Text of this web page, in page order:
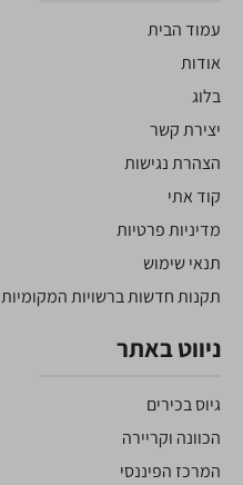
עמוד הבית
אודות
בלוג
יצירת קשר
הצהרת נגישות
קוד אתי
מדיניות פרטיות
תנאי שימוש
תקנות חדשות ברשויות המקומיות
ניווט באתר
גיוס בכירים
הכוונה וקריירה
המרכז הפיננסי